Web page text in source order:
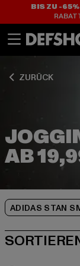
BIS ZU -65%
ZURÜCK
ADIDAS STAN